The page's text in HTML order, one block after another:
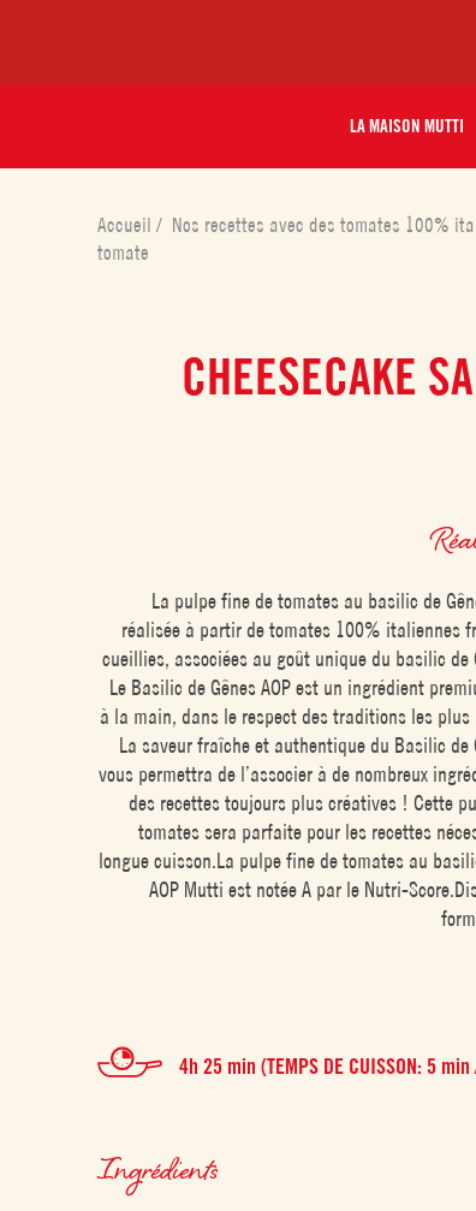
LA MAISON MUTTI
Accueil/ Nos recettes avec des tomates 100%
tomate
CHEESECAKE
La pulpe fine de tomates au basilic de
réalisée à partir de tomates 100% italiennes
cueillies, associées au goût unique du basilic de
Le Basilic de Gênes AOP est un ingrédient
à la main, dans le respect des traditions les plus
La saveur fraîche et authentique du Basilic de
vous permettra de l’associer à de nombreux
des recettes toujours plus créatives ! Cette
tomates sera parfaite pour les recettes
longue cuisson.La pulpe fine de tomates au
AOP Mutti est notée A par le Nutri-
4h 25 min (TEMPS DE CUISSON: 5 min
Ingrédients